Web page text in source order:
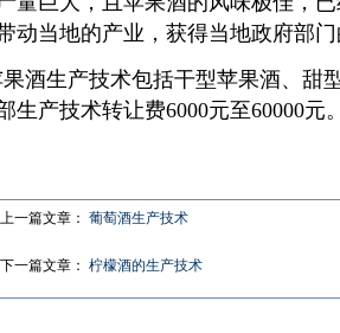
动当地的产业，获得当地政府部
酒生产技术包括干型苹果酒、甜
生产技术转让费6000元至60000元
上一篇文章： 葡萄酒生产技术
下一篇文章： 柠檬酒的生产技术